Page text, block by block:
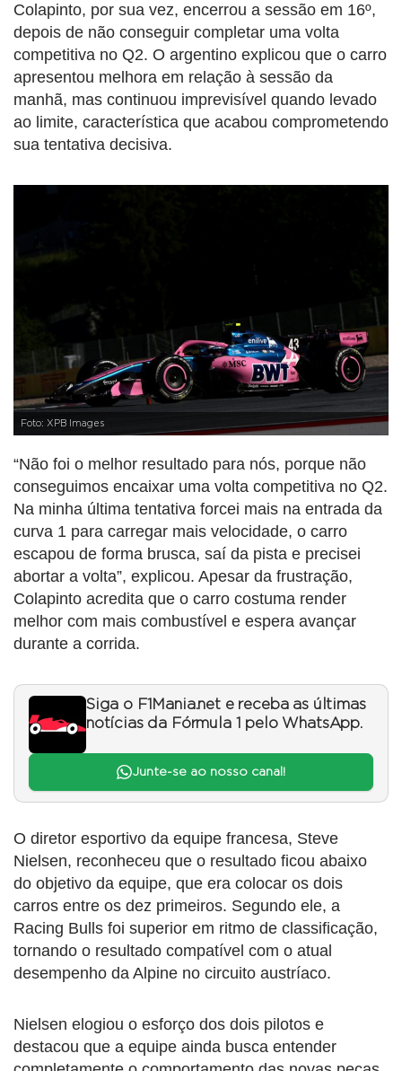
Colapinto, por sua vez, encerrou a sessão em 16º,
depois de não conseguir completar uma volta
competitiva no Q2. O argentino explicou que o carro
apresentou melhora em relação à sessão da
manhã, mas continuou imprevisível quando levado
ao limite, característica que acabou comprometendo
sua tentativa decisiva.
Foto: XPB Images
“Não foi o melhor resultado para nós, porque não
conseguimos encaixar uma volta competitiva no Q2.
Na minha última tentativa forcei mais na entrada da
curva 1 para carregar mais velocidade, o carro
escapou de forma brusca, saí da pista e precisei
abortar a volta”, explicou. Apesar da frustração,
Colapinto acredita que o carro costuma render
melhor com mais combustível e espera avançar
durante a corrida.
Siga o F1Mania.net e receba as últimas
notícias da Fórmula 1 pelo WhatsApp.
Junte-se ao nosso canal!
O diretor esportivo da equipe francesa, Steve
Nielsen, reconheceu que o resultado ficou abaixo
do objetivo da equipe, que era colocar os dois
carros entre os dez primeiros. Segundo ele, a
Racing Bulls foi superior em ritmo de classificação,
tornando o resultado compatível com o atual
desempenho da Alpine no circuito austríaco.
Nielsen elogiou o esforço dos dois pilotos e
destacou que a equipe ainda busca entender